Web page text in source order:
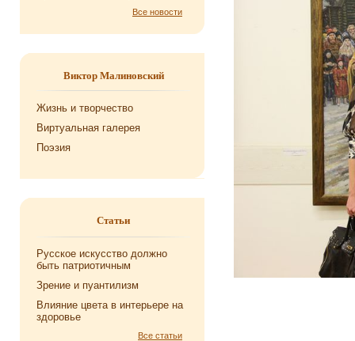
Все новости
Виктор Малиновский
Жизнь и творчество
Виртуальная галерея
Поэзия
Статьи
Русское искусство должно
быть патриотичным
Зрение и пуантилизм
Влияние цвета в интерьере на
здоровье
Все статьи